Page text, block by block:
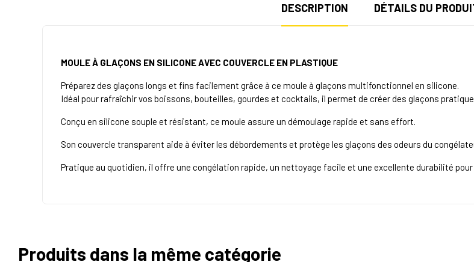
DESCRIPTION DÉTAILS DU
MOULE À GLAÇONS EN SILICONE AVEC COUVERCLE EN PLASTIQUE
Préparez des glaçons longs et fins facilement grâce à ce moule à glaçons multifonctionnel en silicone.
Idéal pour rafraîchir vos boissons, bouteilles, gourdes et cocktails, il permet de créer des glaçons
Conçu en silicone souple et résistant, ce moule assure un démoulage rapide et sans effort.
Son couvercle transparent aide à éviter les débordements et protège les glaçons des odeurs du
Pratique au quotidien, il offre une congélation rapide, un nettoyage facile et une excellente durabilité
Produits dans la même catégorie